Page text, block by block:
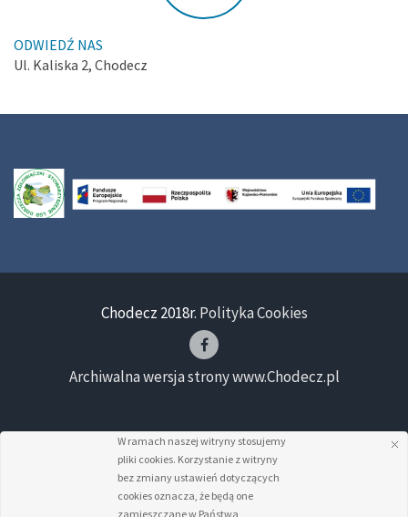
ODWIEDŹ NAS
Ul. Kaliska 2, Chodecz
Chodecz 2018r. Polityka Cookies
Archiwalna wersja strony www.Chodecz.pl
W ramach naszej witryny stosujemy
pliki cookies. Korzystanie z witryny
bez zmiany ustawień dotyczących
cookies oznacza, że będą one
zamieszczane w Państwa